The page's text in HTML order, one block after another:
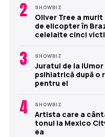
2 SHOWBIZ
Oliver Tree a
de elicopter în
celelalte cinci
3 SHOWBIZ
Juratul de la
psihiatrică după o
pentru el
4 SHOWBIZ
Artista care a
tonul la Mexico
ea